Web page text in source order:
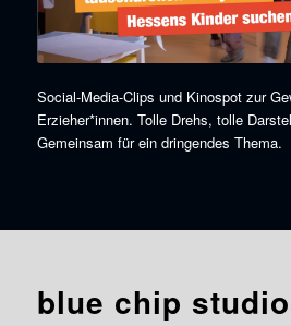
Social-Media-Clips und Kinospot zur
Erzieher*innen. Tolle Drehs, tolle
Gemeinsam für ein dringendes Thema.
blue chip